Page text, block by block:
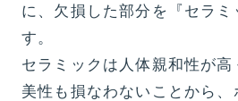
に、欠損した部分を『セラ
す。
セラミックは人体親和性が
美性も損なわないことから